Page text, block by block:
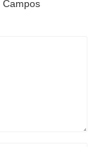
Campos